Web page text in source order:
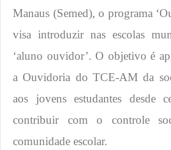
Manaus (Semed), o programa
visa introduzir nas escolas
‘aluno ouvidor’. O objetivo é
a Ouvidoria do TCE-AM da
aos jovens estudantes desde
contribuir com o controle
comunidade escolar.